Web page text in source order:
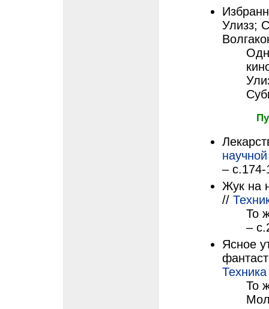
Улизз;
– с.174-
Жук на
//
То
–
Ясное
То